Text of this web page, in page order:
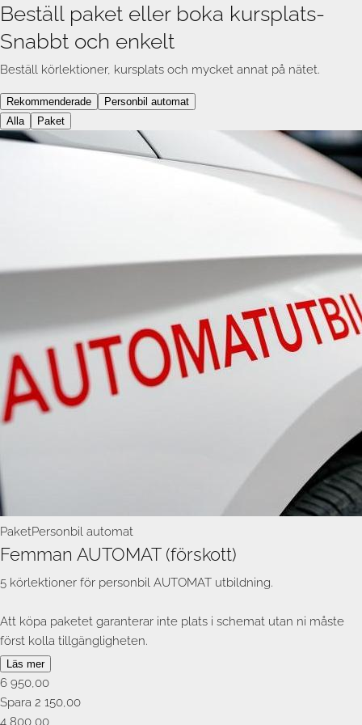
Beställ paket eller boka kursplats-
Snabbt och enkelt
Beställ körlektioner, kursplats och mycket annat på nätet.
Rekommenderade
Personbil automat
Alla
Paket
PaketPersonbil automat
Femman AUTOMAT (förskott)
5 körlektioner för personbil AUTOMAT utbildning.
Att köpa paketet garanterar inte plats i schemat utan ni måste
först kolla tillgängligheten.
Du kan närsomhelst under utbildningen skifta mellan manuell
och automat om du ångrar dig. Du behåller samma lektioner och
betalar inget extra.
Läs mer
6 950,00
Spara 2 150,00
4 800,00